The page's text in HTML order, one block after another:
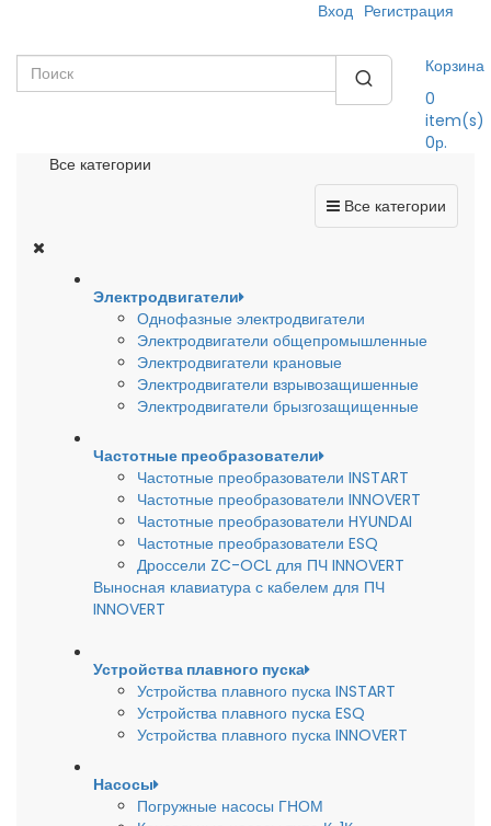
Вход Регистрация
Корзина
0
item(s)
0р.
Все категории
Все категории
Электродвигатели
Однофазные электродвигатели
Электродвигатели общепромышленные
Электродвигатели крановые
Электродвигатели взрывозащишенные
Электродвигатели брызгозащищенные
Частотные преобразователи
Частотные преобразователи INSTART
Частотные преобразователи INNOVERT
Частотные преобразователи HYUNDAI
Частотные преобразователи ESQ
Дроссели ZC-OCL для ПЧ INNOVERT
Выносная клавиатура с кабелем для ПЧ
INNOVERT
Устройства плавного пуска
Устройства плавного пуска INSTART
Устройства плавного пуска ESQ
Устройства плавного пуска INNOVERT
Насосы
Погружные насосы ГНОМ